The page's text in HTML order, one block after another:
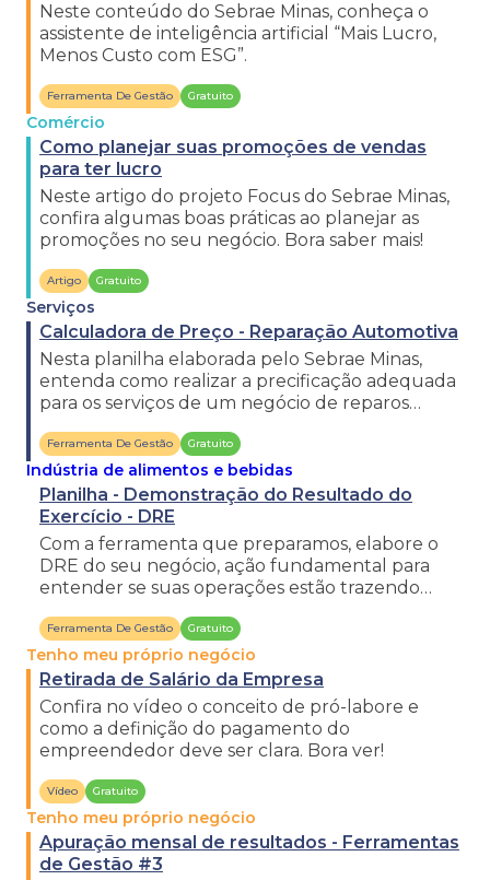
Neste conteúdo do Sebrae Minas, conheça o
assistente de inteligência artificial “Mais Lucro,
Menos Custo com ESG”.
Ferramenta De Gestão Gratuito
Comércio
Como planejar suas promoções de vendas
para ter lucro
Neste artigo do projeto Focus do Sebrae Minas,
confira algumas boas práticas ao planejar as
promoções no seu negócio. Bora saber mais!
Artigo Gratuito
Serviços
Calculadora de Preço - Reparação Automotiva
Nesta planilha elaborada pelo Sebrae Minas,
entenda como realizar a precificação adequada
para os serviços de um negócio de reparos
Ferramenta De Gestão Gratuito
Indústria de alimentos e bebidas
Planilha - Demonstração do Resultado do
Exercício - DRE
Com a ferramenta que preparamos, elabore o
DRE do seu negócio, ação fundamental para
entender se suas operações estão trazendo
Ferramenta De Gestão Gratuito
Tenho meu próprio negócio
Retirada de Salário da Empresa
Confira no vídeo o conceito de pró-labore e
como a definição do pagamento do
empreendedor deve ser clara. Bora ver!
Vídeo Gratuito
Tenho meu próprio negócio
Apuração mensal de resultados - Ferramentas
de Gestão #3